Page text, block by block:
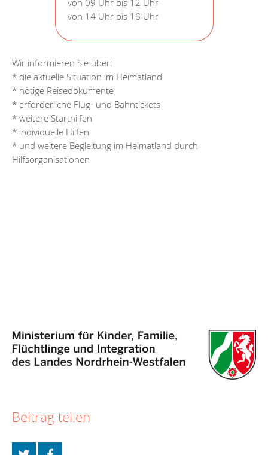
von 09 Uhr bis 12 Uhr
von 14 Uhr bis 16 Uhr
Wir informieren Sie über:
* die aktuelle Situation im Heimatland
* nötige Reisedokumente
* erforderliche Flug- und Bahntickets
* weitere Starthilfen
* individuelle Hilfen
* und weitere Begleitung im Heimatland durch
Hilfsorganisationen
Beitrag teilen